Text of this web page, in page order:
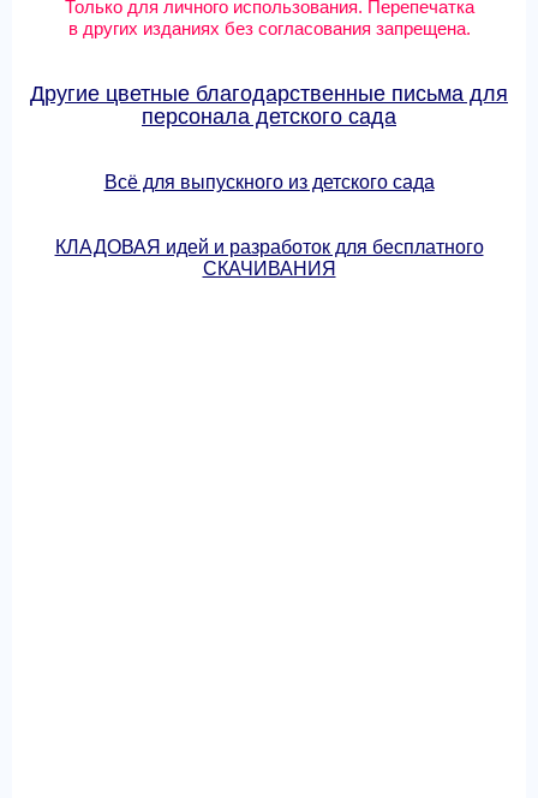
Только для личного использования. Перепечатка
в других изданиях без согласования запрещена.
Другие цветные благодарственные письма для
персонала детского сада
Всё для выпускного из детского сада
КЛАДОВАЯ идей и разработок для бесплатного
СКАЧИВАНИЯ